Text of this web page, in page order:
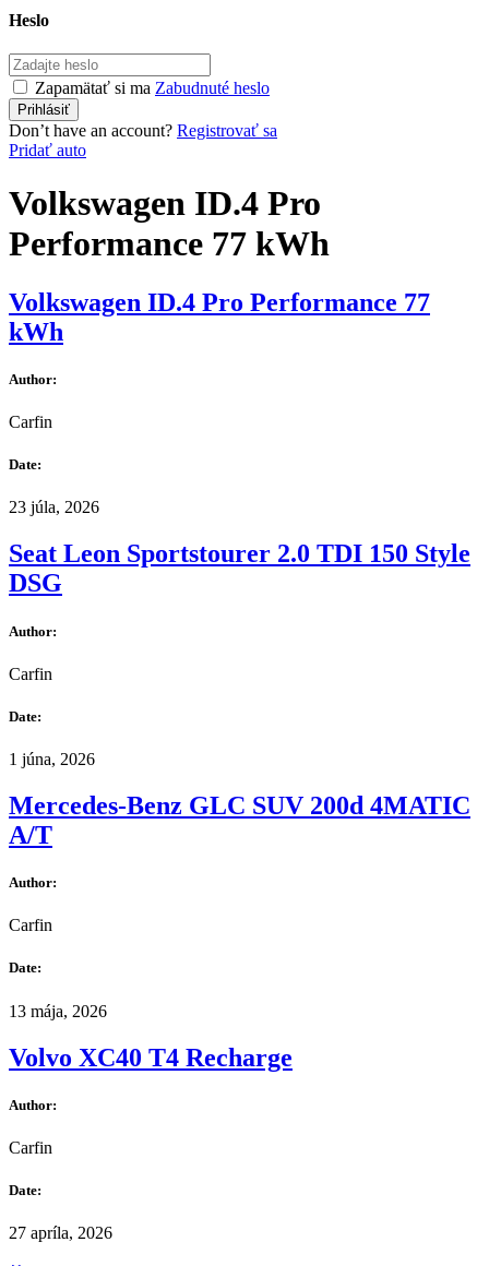
Heslo
Zapamätať si ma Zabudnuté heslo
Don’t have an account? Registrovať sa
Pridať auto
Volkswagen ID.4 Pro
Performance 77 kWh
Volkswagen ID.4 Pro Performance 77
kWh
Author:
Carfin
Date:
23 júla, 2026
Seat Leon Sportstourer 2.0 TDI 150 Style
DSG
Author:
Carfin
Date:
1 júna, 2026
Mercedes-Benz GLC SUV 200d 4MATIC
A/T
Author:
Carfin
Date:
13 mája, 2026
Volvo XC40 T4 Recharge
Author:
Carfin
Date:
27 apríla, 2026